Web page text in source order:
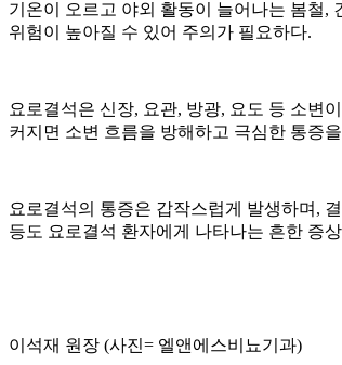
기온이 오르고 야외 활동이 늘어나는 봄철,
위험이 높아질 수 있어 주의가 필요하다.
요로결석은 신장, 요관, 방광, 요도 등 소변
커지면 소변 흐름을 방해하고 극심한 통증
요로결석의 통증은 갑작스럽게 발생하며,
등도 요로결석 환자에게 나타나는 흔한 증
이석재 원장 (사진= 엘앤에스비뇨기과)